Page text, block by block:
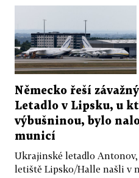
Německo řeší
Letadlo v Lipsku, u
výbušninou, bylo
municí
Ukrajinské letadlo
letiště Lipsko/Halle našli v